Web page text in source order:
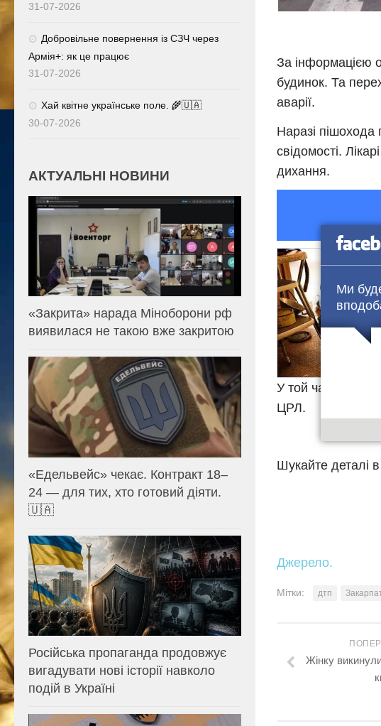
Ми
За інформацією
будинок. Та
аварії.
Наразі пішохода
свідомості.
дихання.
У той час жінка
ЦРЛ.
Шукайте деталі в
Джерело.
Мітки: дтп
Жінку
31-07-2026
Добровільне повернення із СЗЧ через
Армія+: як це працює
31-07-2026
Хай квітне українське поле. 🌾🇺🇦
30-07-2026
АКТУАЛЬНІ НОВИНИ
«Закрита» нарада Міноборони рф
виявилася не такою вже закритою
«Едельвейс» чекає. Контракт 18–
24 — для тих, хто готовий діяти.
🇺🇦
Російська пропаганда продовжує
вигадувати нові історії навколо
подій в Україні